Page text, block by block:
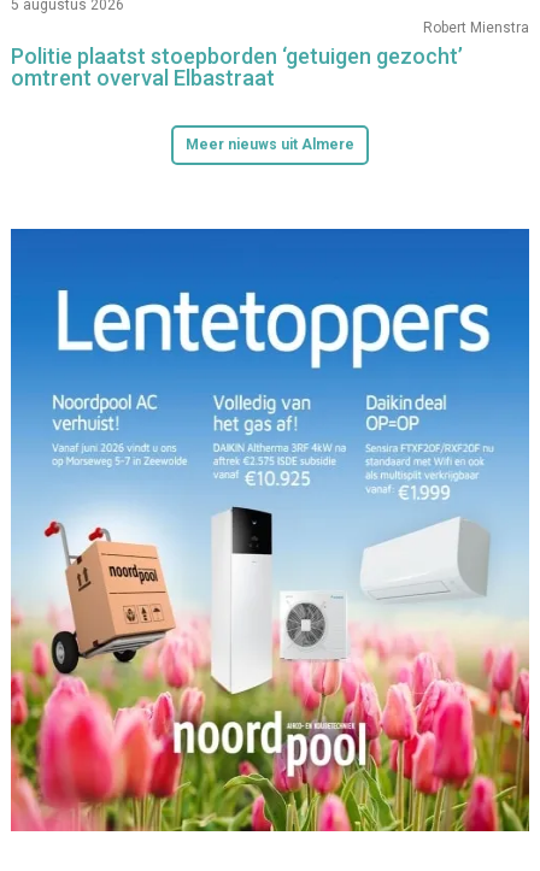
5 augustus 2026
Robert Mienstra
Politie plaatst stoepborden ‘getuigen gezocht’
omtrent overval Elbastraat
Meer nieuws uit Almere